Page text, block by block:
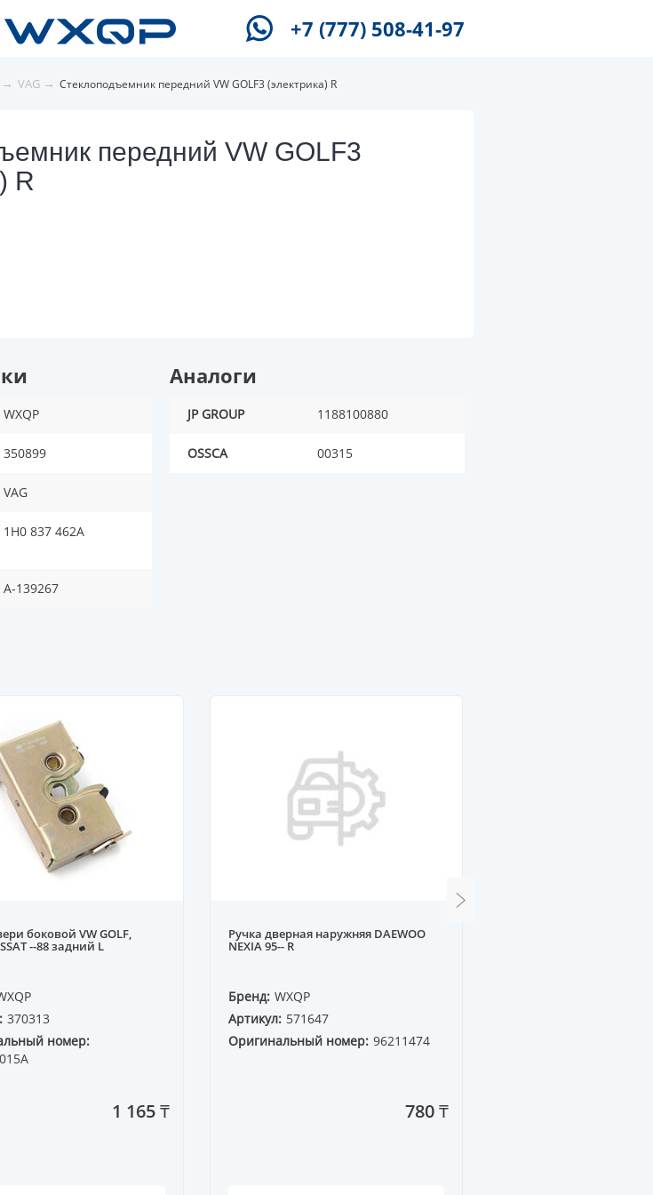
+7 (777) 508-41-97
→ VAG → Стеклоподъемник передний VW GOLF3 (электрика) R
передний VW GOLF3
R
WXQP
350899
VAG
1H0 837 462A
A-139267
Аналоги
JP GROUP 1188100880
OSSCA 00315
боковой VW GOLF,
--88 задний L
370313
номер:
1 165 ₸
Ручка дверная наружняя DAEWOO
NEXIA 95-- R
Бренд: WXQP
Артикул: 571647
Оригинальный номер: 96211474
780 ₸